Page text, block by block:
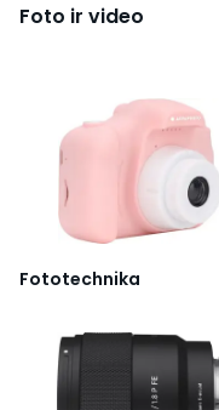
Foto ir video
Fototechnika